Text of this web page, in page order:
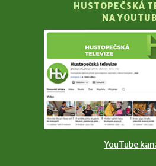
HUSTOPEČSKÁ
NA
YouTube